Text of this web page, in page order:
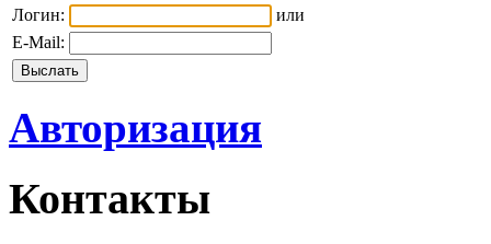
Логин:
или
E-Mail:
Авторизация
Контакты